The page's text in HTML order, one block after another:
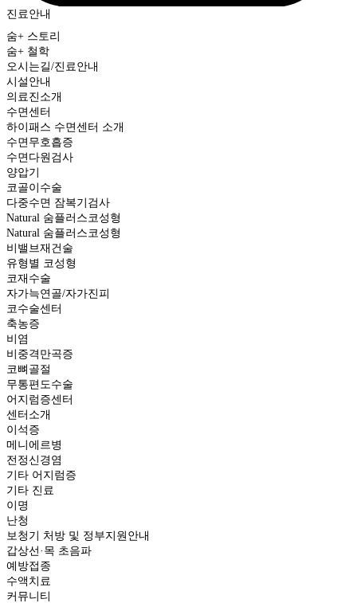
진료안내
숨+ 스토리
숨+ 철학
오시는길/진료안내
시설안내
의료진소개
수면센터
하이패스 수면센터 소개
수면무호흡증
수면다원검사
양압기
코골이수술
다중수면 잠복기검사
Natural 숨플러스코성형
Natural 숨플러스코성형
비밸브재건술
유형별 코성형
코재수술
자가늑연골/자가진피
코수술센터
축농증
비염
비중격만곡증
코뼈골절
무통편도수술
어지럼증센터
센터소개
이석증
메니에르병
전정신경염
기타 어지럼증
기타 진료
이명
난청
보청기 처방 및 정부지원안내
갑상선·목 초음파
예방접종
수액치료
커뮤니티